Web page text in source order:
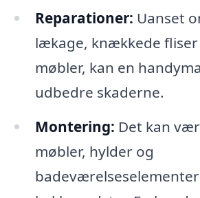
Reparationer: Uanset
lækage, knækkede
møbler, kan en
udbedre skaderne.
Montering: Det kan
møbler, hylder og